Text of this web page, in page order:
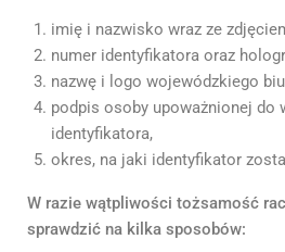
imię i nazwisko wraz ze
numer identyfikatora oraz
nazwę i logo wojewódzkiego
podpis osoby upoważnionej do
identyfikatora,
okres, na jaki identyfikator
W razie wątpliwości tożsamość
sprawdzić na kilka sposobów: